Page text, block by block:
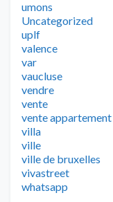
umons
Uncategorized
uplf
valence
var
vaucluse
vendre
vente
vente appartement
villa
ville
ville de bruxelles
vivastreet
whatsapp